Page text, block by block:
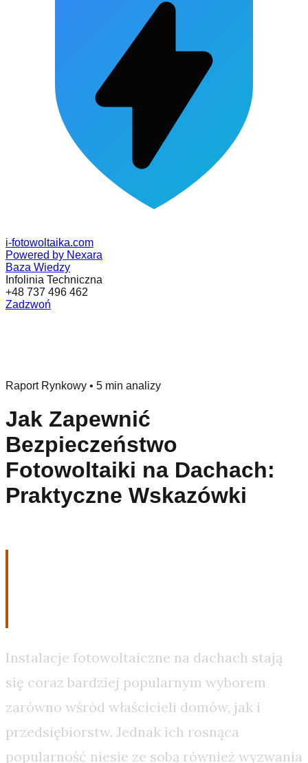
i-fotowoltaika.com
Powered by Nexara
Baza Wiedzy
Infolinia Techniczna
+48 737 496 462
Zadzwoń
Raport Rynkowy • 5 min analizy
Jak Zapewnić
Bezpieczeństwo
Fotowoltaiki na Dachach:
Praktyczne Wskazówki
Instalacje fotowoltaiczne na dachach stają
się coraz bardziej popularnym wyborem
zarówno wśród właścicieli domów, jak i
przedsiębiorstw. Jednak ich rosnąca
popularność niesie ze sobą również wyzwania